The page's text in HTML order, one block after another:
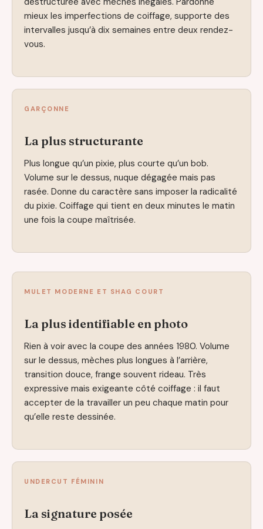
mieux les imperfections de coiffage, supporte des
intervalles jusqu’à dix semaines entre deux rendez-
vous.
GARÇONNE
La plus structurante
Plus longue qu’un pixie, plus courte qu’un bob.
Volume sur le dessus, nuque dégagée mais pas
rasée. Donne du caractère sans imposer la radicalité
du pixie. Coiffage qui tient en deux minutes le matin
une fois la coupe maîtrisée.
MULET MODERNE ET SHAG COURT
La plus identifiable en photo
Rien à voir avec la coupe des années 1980. Volume
sur le dessus, mèches plus longues à l’arrière,
transition douce, frange souvent rideau. Très
expressive mais exigeante côté coiffage : il faut
accepter de la travailler un peu chaque matin pour
qu’elle reste dessinée.
UNDERCUT FÉMININ
La signature posée